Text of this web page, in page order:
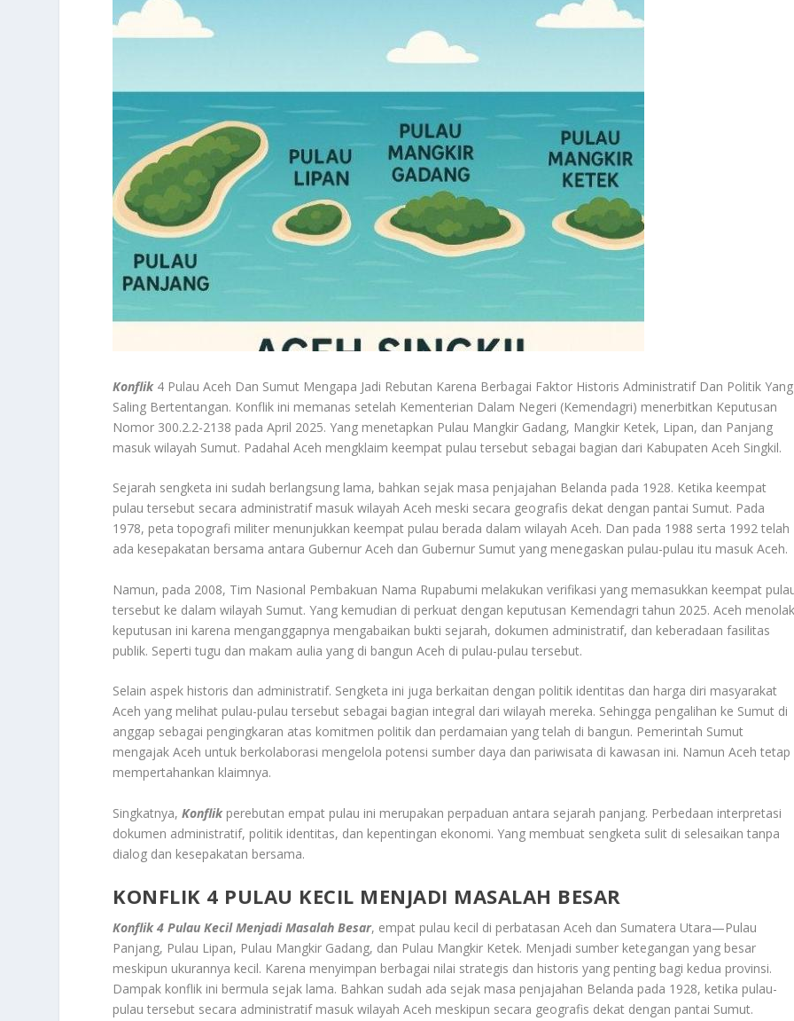
Konflik4 Pulau Aceh Dan Sumut Mengapa Jadi Rebutan Karena Berbagai Faktor Historis Administratif Dan Politik Yang
Saling Bertentangan. Konflik ini memanas setelah Kementerian Dalam Negeri (Kemendagri) menerbitkan Keputusan
Nomor 300.2.2-2138 pada April 2025. Yang menetapkan Pulau Mangkir Gadang, Mangkir Ketek, Lipan, dan Panjang
masuk wilayah Sumut. Padahal Aceh mengklaim keempat pulau tersebut sebagai bagian dari Kabupaten Aceh Singkil.
Sejarah sengketa ini sudah berlangsung lama, bahkan sejak masa penjajahan Belanda pada 1928. Ketika keempat
pulau tersebut secara administratif masuk wilayah Aceh meski secara geografis dekat dengan pantai Sumut. Pada
1978, peta topografi militer menunjukkan keempat pulau berada dalam wilayah Aceh. Dan pada 1988 serta 1992 telah
ada kesepakatan bersama antara Gubernur Aceh dan Gubernur Sumut yang menegaskan pulau-pulau itu masuk Aceh.
Namun, pada 2008, Tim Nasional Pembakuan Nama Rupabumi melakukan verifikasi yang memasukkan keempat
tersebut ke dalam wilayah Sumut. Yang kemudian di perkuat dengan keputusan Kemendagri tahun 2025. Aceh
keputusan ini karena menganggapnya mengabaikan bukti sejarah, dokumen administratif, dan keberadaan fasilitas
publik. Seperti tugu dan makam aulia yang di bangun Aceh di pulau-pulau tersebut.
Selain aspek historis dan administratif. Sengketa ini juga berkaitan dengan politik identitas dan harga diri masyarakat
Aceh yang melihat pulau-pulau tersebut sebagai bagian integral dari wilayah mereka. Sehingga pengalihan ke Sumut di
anggap sebagai pengingkaran atas komitmen politik dan perdamaian yang telah di bangun. Pemerintah Sumut
mengajak Aceh untuk berkolaborasi mengelola potensi sumber daya dan pariwisata di kawasan ini. Namun Aceh tetap
mempertahankan klaimnya.
Singkatnya,Konflikperebutan empat pulau ini merupakan perpaduan antara sejarah panjang. Perbedaan interpretasi
dokumen administratif, politik identitas, dan kepentingan ekonomi. Yang membuat sengketa sulit di selesaikan tanpa
dialog dan kesepakatan bersama.
KONFLIK 4 PULAU KECIL MENJADI MASALAH BESAR
Konflik 4 Pulau Kecil Menjadi Masalah Besar, empat pulau kecil di perbatasan Aceh dan Sumatera Utara—Pulau
Panjang, Pulau Lipan, Pulau Mangkir Gadang, dan Pulau Mangkir Ketek. Menjadi sumber ketegangan yang besar
meskipun ukurannya kecil. Karena menyimpan berbagai nilai strategis dan historis yang penting bagi kedua provinsi.
Dampak konflik ini bermula sejak lama. Bahkan sudah ada sejak masa penjajahan Belanda pada 1928, ketika pulau-
pulau tersebut secara administratif masuk wilayah Aceh meskipun secara geografis dekat dengan pantai Sumut.